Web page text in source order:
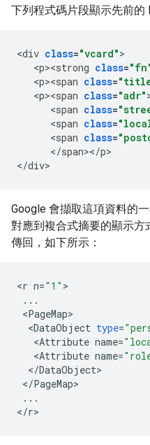
下列程式碼片段顯示先前的
<div class="vcard"
<p><strong class=
<p><span class=
<p><span class="adr"
<span class=
<span class=
<span class=
</span></p>
</div>
Google 會擷取這項資料的
對應到複合式摘要的顯示方
傳回，如下所示：
<r n="1"
...
<PageMap
<DataObject type=
<Attribute name=
<Attribute name=
</DataObject
</PageMap
...
</r>